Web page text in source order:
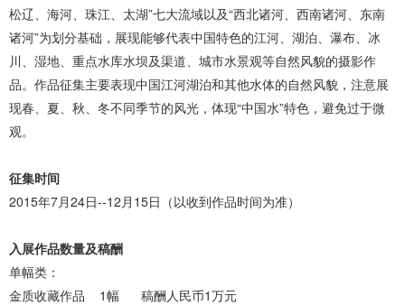
松辽、海河、珠江、太湖”七大流域以及“西北诸河、西南诸河、东南
诸河”为划分基础，展现能够代表中国特色的江河、湖泊、瀑布、冰
川、湿地、重点水库水坝及渠道、城市水景观等自然风貌的摄影作
品。作品征集主要表现中国江河湖泊和其他水体的自然风貌，注意展
现春、夏、秋、冬不同季节的风光，体现“中国水”特色，避免过于微
观。
征集时间
2015年7月24日--12月15日（以收到作品时间为准）
入展作品数量及稿酬
单幅类：
金质收藏作品 1幅 稿酬人民币1万元